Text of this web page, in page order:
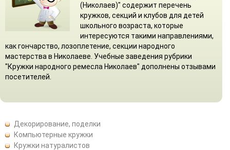
(Николаев)" содержит перечень
кружков, секций и клубов для детей
школьного возраста, которые
интересуются такими направлениями,
как гончарство, лозоплетение, секции народного
мастерства в Николаеве. Учебные заведения рубрики
"Кружки народного ремесла Николаев" дополнены отзывами
посетителей.
Декорирование, поделки
Компьютерные кружки
Кружки натуралистов